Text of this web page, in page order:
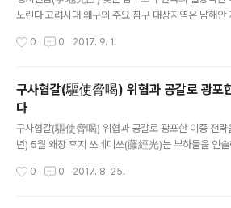
합으로 귀결된다. 왜구 침범 기사가 뚜렷하게 나타나는
07년간, 을사늑약이 체결되는 1910년까지는 1519년,
노린다 고려시대 왜구의 주요 침구 대상지역은 남해안
혀져 서해와 연안지역으로 확장된다. 이곳은 곡창지대와
가 ‘조운선 이동 루트’를 목표로 했다는 것은 왜구 전술이
항시 주요 목을 겨냥하고 있는 걸 잘 보여준다. 왜구는
인 개경 인근의 승천부(昇天府), 강화, 교동까지 자주
해 약탈과 방화를 자행했다. 그로인해 수도 개경이 위
지고, 여러 차례 계엄령이 발동되었으며, 심지어는 천도
어와 토벌작전에 주력했다. 하지만 왜구의 규모가 점차
0 0 2017. 9. 1.
구사협갈(驅使脅喝) 위협과 공갈로 광포
다
구사협갈(驅使脅喝) 위협과 공갈로 광포한 이중 전
년) 5월 왜장 후지 쓰네미쓰(藤經光)는 부하들을 인솔
서 살게 했다. 그런데 이 일은 결과적으로 왜구가 더욱
0 0 2017. 8. 25.